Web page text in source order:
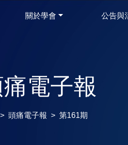
關於學會 公告與
電子報
頭痛電子報 第161期